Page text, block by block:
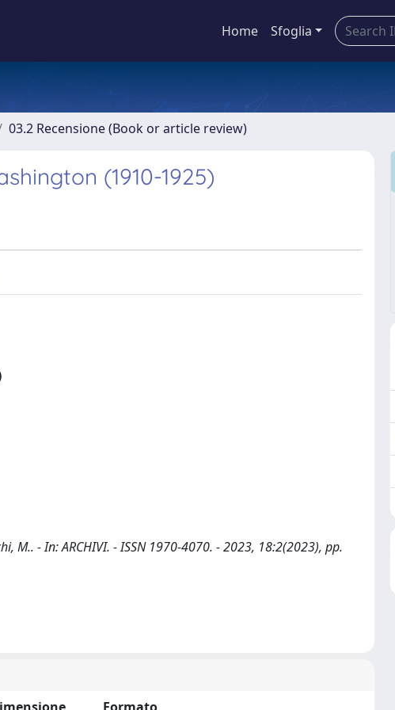
Home Sfoglia
03.2 Recensione (Book or article review)
(1910-1925)
M.. - In: ARCHIVI. - ISSN 1970-4070. - 2023, 18:2(2023), pp.